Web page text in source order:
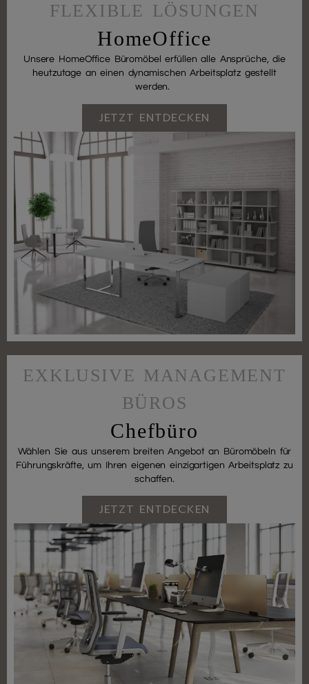
FLEXIBLE LÖSUNGEN
HomeOffice
Unsere HomeOffice Büromöbel erfüllen alle Ansprüche, die
heutzutage an einen dynamischen Arbeitsplatz gestellt
werden.
JETZT ENTDECKEN
EXKLUSIVE MANAGEMENT
BÜROS
Chefbüro
Wählen Sie aus unserem breiten Angebot an Büromöbeln für
Führungskräfte, um Ihren eigenen einzigartigen Arbeitsplatz zu
schaffen.
JETZT ENTDECKEN